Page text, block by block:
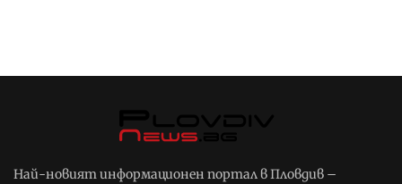
Най-новият информационен портал в Пловдив –